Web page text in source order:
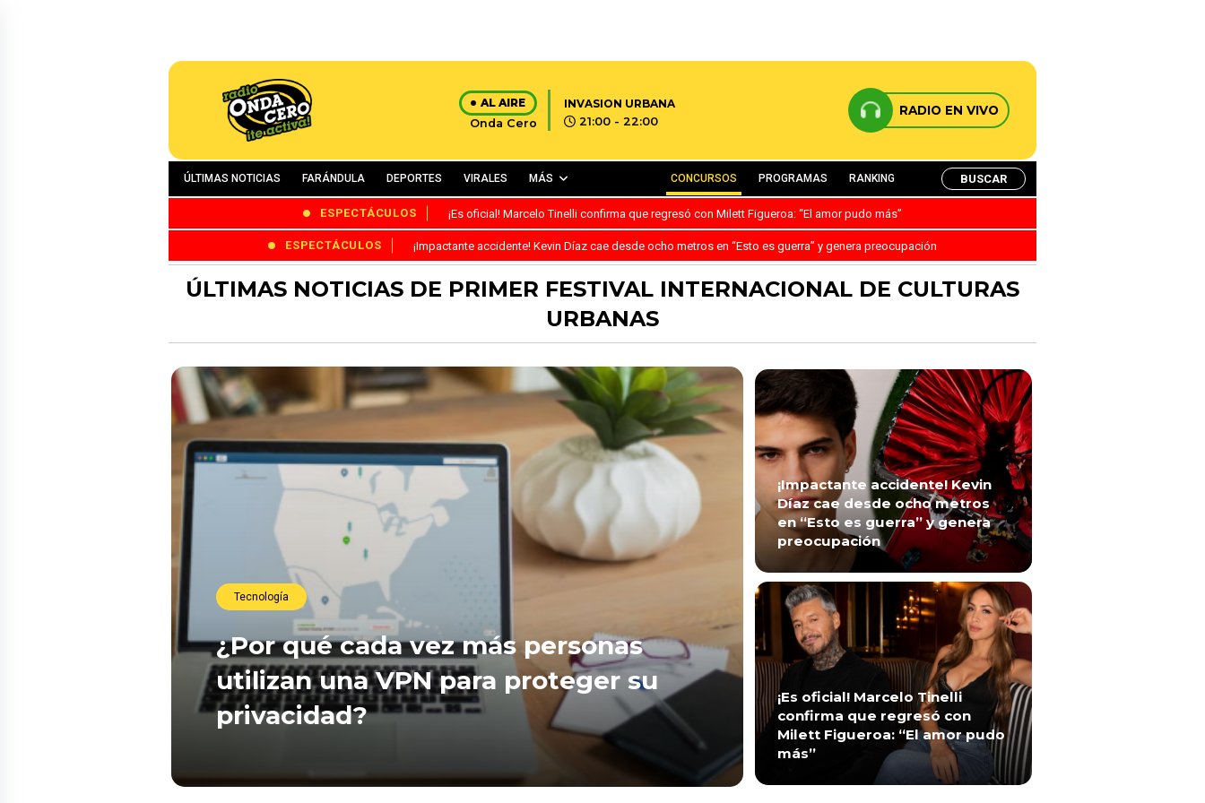
AL AIRE
Onda Cero
INVASION URBANA
21:00 - 22:00
RADIO EN VIVO
ÚLTIMAS NOTICIAS FARÁNDULA DEPORTES VIRALES MÁS CONCURSOS PROGRAMAS RANKING BUSCAR
ESPECTÁCULOS ¡Es oficial! Marcelo Tinelli confirma que regresó con Milett Figueroa: “El amor pudo más”
ESPECTÁCULOS ¡Impactante accidente! Kevin Díaz cae desde ocho metros en “Esto es guerra” y genera preocupación
ÚLTIMAS NOTICIAS DE PRIMER FESTIVAL INTERNACIONAL DE CULTURAS
URBANAS
Tecnología
¿Por qué cada vez más personas
utilizan una VPN para proteger su
privacidad?
¡Impactante accidente! Kevin
Díaz cae desde ocho metros
en “Esto es guerra” y genera
preocupación
¡Es oficial! Marcelo Tinelli
confirma que regresó con
Milett Figueroa: “El amor pudo
más”